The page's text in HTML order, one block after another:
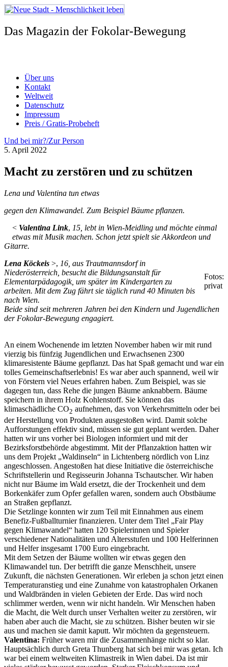
Zum
Inhalt
springen
Das Magazin der Fokolar-Bewegung
Über uns
Kontakt
Weltweit
Datenschutz
Impressum
Preis / Gratis-Probeheft
Und bei mir?/Zur Person
5. April 2022
Macht zu zerstören und zu schützen
Lena und Valentina tun etwas
gegen den Klimawandel. Zum Beispiel Bäume pflanzen.
< Valentina Link, 15, lebt in Wien-Meidling und möchte einmal
etwas mit Musik machen. Schon jetzt spielt sie Akkordeon und
Gitarre.
Fotos:
privat
Lena Köckeis >, 16, aus Trautmannsdorf in
Niederösterreich, besucht die Bildungsanstalt für
Elementarpädagogik, um später im Kindergarten zu
arbeiten. Mit dem Zug fährt sie täglich rund 40 Minuten bis
nach Wien.
Beide sind seit mehreren Jahren bei den Kindern und Jugendlichen
der Fokolar-Bewegung engagiert.
An einem Wochenende im letzten November haben wir mit rund
vierzig bis fünfzig Jugendlichen und Erwachsenen 2300
klimaresistente Bäume gepflanzt. Das hat Spaß gemacht und war ein
tolles Gemeinschaftserlebnis! Es war aber auch spannend, weil wir
von Förstern viel Neues erfahren haben. Zum Beispiel, was sie
dagegen tun, dass Rehe die jungen Bäume anknabbern. Bäume
speichern in ihrem Holz Kohlenstoff. Sie können das
klimaschädliche CO2 aufnehmen, das von Verkehrsmitteln oder bei
der Herstellung von Produkten ausgestoßen wird. Damit solche
Aufforstungen effektiv sind, müssen sie gut geplant werden. Daher
hatten wir uns vorher bei Biologen informiert und mit der
Bezirksforstbehörde abgestimmt. Mit der Pflanzaktion hatten wir
uns dem Projekt „Waldinseln“ in Lichtenberg nördlich von Linz
angeschlossen. Angestoßen hat diese Initiative die österreichische
Schriftstellerin und Regisseurin Johanna Tschautscher. Wir haben
nicht nur Bäume im Wald ersetzt, die der Trockenheit und dem
Borkenkäfer zum Opfer gefallen waren, sondern auch Obstbäume
an Straßen gepflanzt.
Die Setzlinge konnten wir zum Teil mit Einnahmen aus einem
Benefiz-Fußballturnier finanzieren. Unter dem Titel „Fair Play
gegen Klimawandel“ hatten 120 Spielerinnen und Spieler
verschiedener Nationalitäten und Altersstufen und 100 Helferinnen
und Helfer insgesamt 1700 Euro eingebracht.
Mit dem Setzen der Bäume wollten wir etwas gegen den
Klimawandel tun. Der betrifft die ganze Menschheit, unsere
Zukunft, die nächsten Generationen. Wir erleben ja schon jetzt einen
Temperaturanstieg und eine Zunahme von katastrophalen Orkanen
und Waldbränden in vielen Gebieten der Erde. Das wird noch
schlimmer werden, wenn wir nicht handeln. Wir Menschen haben
die Macht, die Welt durch unser Verhalten weiter zu zerstören, wir
haben aber auch die Macht, sie zu schützen. Bisher beuten wir sie
aus und machen sie damit kaputt. Wir möchten da gegensteuern.
Valentina: Früher waren mir die Zusammenhänge nicht so klar.
Hauptsächlich durch Greta Thunberg hat sich bei mir was getan. Ich
war bei einem weltweiten Klimastreik in Wien dabei. Da ist mir